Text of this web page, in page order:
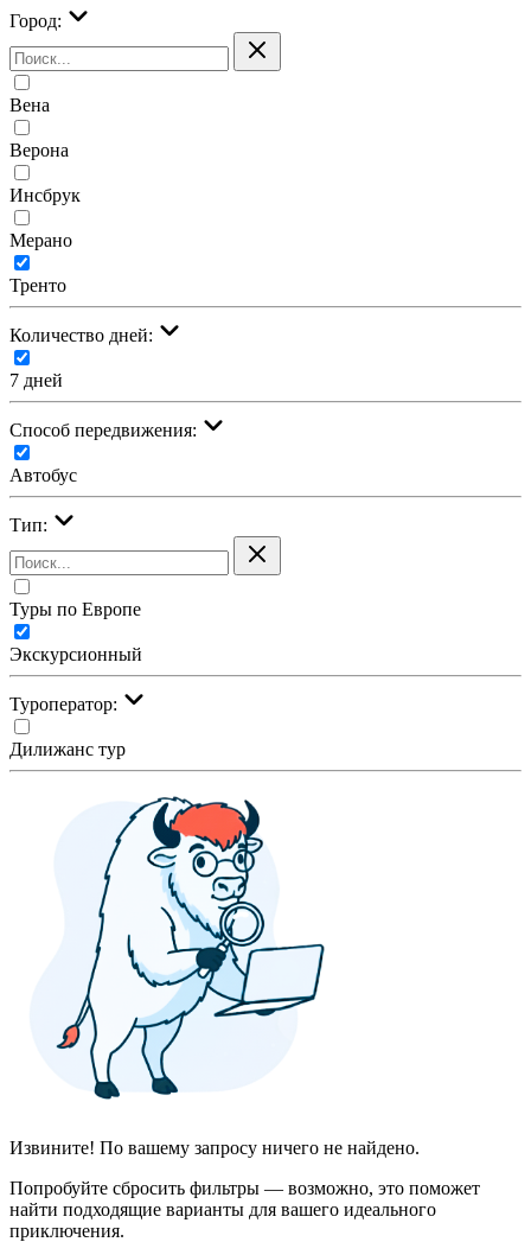
Город:
Вена
Верона
Инсбрук
Мерано
Тренто
Количество дней:
7 дней
Cпособ передвижения:
Автобус
Тип:
Туры по Европе
Экскурсионный
Туроператор:
Дилижанс тур
Извините! По вашему запросу ничего не найдено.
Попробуйте сбросить фильтры — возможно, это поможет
найти подходящие варианты для вашего идеального
приключения.